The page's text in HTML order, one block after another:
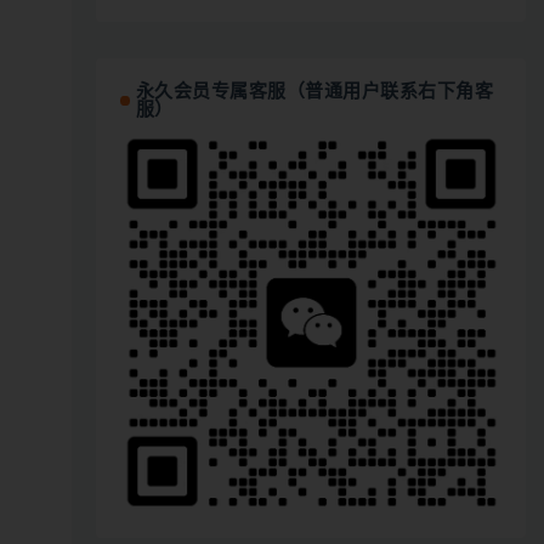
永久会员专属客服（普通用户联系右下角客
服）